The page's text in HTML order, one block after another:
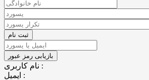
نام کاربری :
ایمیل :